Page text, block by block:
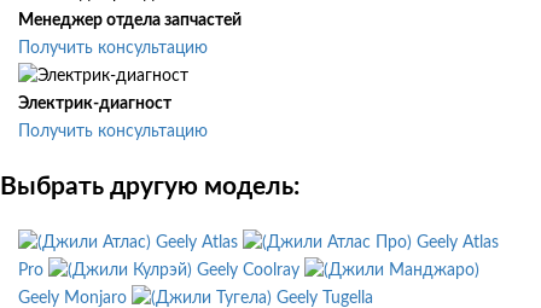
Менеджер отдела запчастей
Получить консультацию
Электрик-диагност
Получить консультацию
Выбрать другую модель:
Geely Atlas
Geely Atlas
Pro
Geely Coolray
Geely Monjaro
Geely Tugella